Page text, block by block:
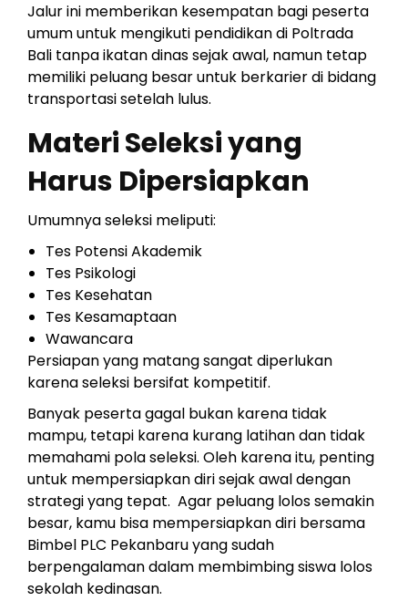
Jalur ini memberikan kesempatan bagi peserta
umum untuk mengikuti pendidikan di Poltrada
Bali tanpa ikatan dinas sejak awal, namun tetap
memiliki peluang besar untuk berkarier di bidang
transportasi setelah lulus.
Materi Seleksi yang
Harus Dipersiapkan
Umumnya seleksi meliputi:
Tes Potensi Akademik
Tes Psikologi
Tes Kesehatan
Tes Kesamaptaan
Wawancara
Persiapan yang matang sangat diperlukan
karena seleksi bersifat kompetitif.
Banyak peserta gagal bukan karena tidak
mampu, tetapi karena kurang latihan dan tidak
memahami pola seleksi. Oleh karena itu, penting
untuk mempersiapkan diri sejak awal dengan
strategi yang tepat. Agar peluang lolos semakin
besar, kamu bisa mempersiapkan diri bersama
Bimbel PLC Pekanbaru yang sudah
berpengalaman dalam membimbing siswa lolos
sekolah kedinasan.